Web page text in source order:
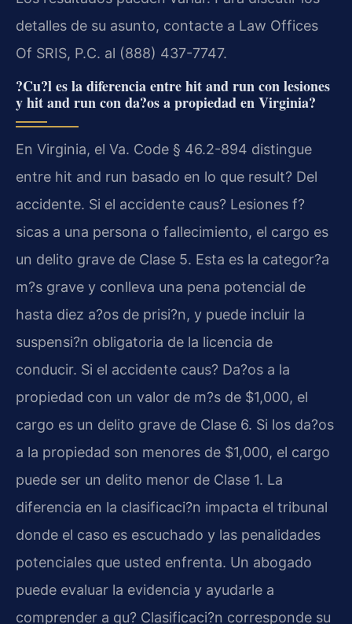
detalles de su asunto, contacte a Law Offices
Of SRIS, P.C. al (888) 437-7747.
?Cu?l es la diferencia entre hit and run con lesiones
y hit and run con da?os a propiedad en Virginia?
En Virginia, el Va. Code § 46.2-894 distingue
entre hit and run basado en lo que result? Del
accidente. Si el accidente caus? Lesiones f?
sicas a una persona o fallecimiento, el cargo es
un delito grave de Clase 5. Esta es la categor?a
m?s grave y conlleva una pena potencial de
hasta diez a?os de prisi?n, y puede incluir la
suspensi?n obligatoria de la licencia de
conducir. Si el accidente caus? Da?os a la
propiedad con un valor de m?s de $1,000, el
cargo es un delito grave de Clase 6. Si los da?os
a la propiedad son menores de $1,000, el cargo
puede ser un delito menor de Clase 1. La
diferencia en la clasificaci?n impacta el tribunal
donde el caso es escuchado y las penalidades
potenciales que usted enfrenta. Un abogado
puede evaluar la evidencia y ayudarle a
comprender a qu? Clasificaci?n corresponde su